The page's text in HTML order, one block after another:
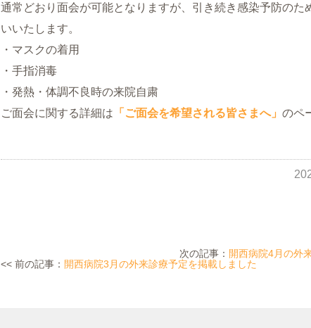
通常どおり面会が可能となりますが、引き続き感染予防のた
いいたします。
・マスクの着用
・手指消毒
・発熱・体調不良時の来院自粛
ご面会に関する詳細は 「ご面会を希望される皆さまへ」 のペ
次の記事： 開西病院4月の外
<< 前の記事： 開西病院3月の外来診療予定を掲載しました